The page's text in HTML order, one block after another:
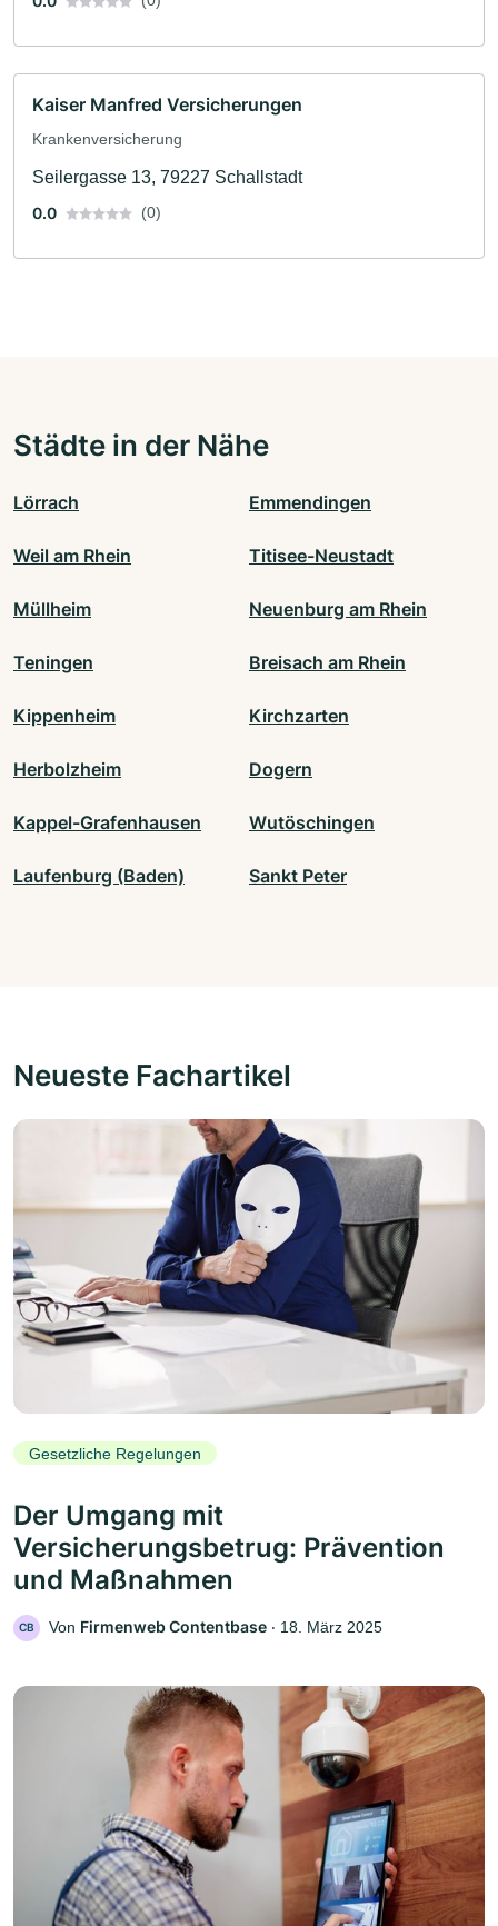
Kaiser Manfred Versicherungen
Krankenversicherung
Seilergasse 13, 79227 Schallstadt
0.0
(0)
Städte in der Nähe
Lörrach Emmendingen
Weil am Rhein Titisee-Neustadt
Müllheim Neuenburg am Rhein
Teningen Breisach am Rhein
Kippenheim Kirchzarten
Herbolzheim Dogern
Kappel-Grafenhausen Wutöschingen
Laufenburg (Baden) Sankt Peter
Neueste Fachartikel
Gesetzliche Regelungen
Der Umgang mit
Versicherungsbetrug: Prävention
und Maßnahmen
CB Von Firmenweb Contentbase ‧ 18. März 2025